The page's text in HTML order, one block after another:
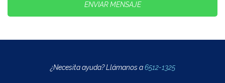
ENVIAR MENSAJE
¿Necesita ayuda? Llámanos a6512-1325